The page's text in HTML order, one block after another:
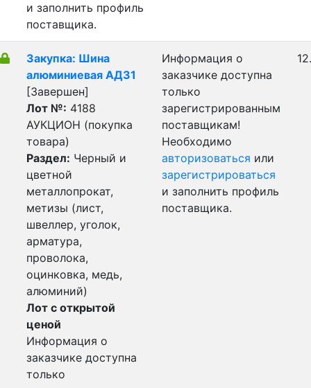
и заполнить профиль
поставщика.
Закупка: Шина
алюминиевая АД31
[Завершен]
Лот №: 4188
АУКЦИОН (покупка
товара)
Раздел: Черный и
цветной
металлопрокат,
метизы (лист,
швеллер, уголок,
арматура,
проволока,
оцинковка, медь,
алюминий)
Лот с открытой
ценой
Информация о
заказчике доступна
только
Информация о
заказчике доступна
только
зарегистрированным
поставщикам!
Необходимо
авторизоваться или
зарегистрироваться
и заполнить профиль
поставщика.